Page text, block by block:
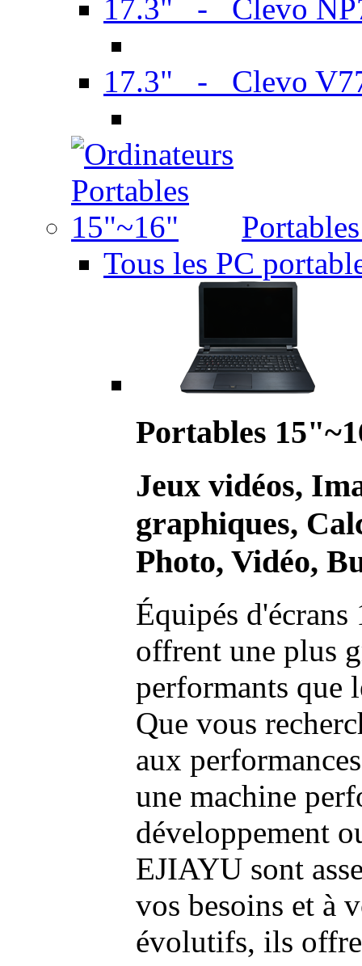
17.3" - Clevo
17.3" - Clevo
Tous les PC
Portables
Jeux vidéos,
graphiques,
Photo, Vidéo,
Équipés
offrent une plus
performants que
Que vous
aux
une machine
développement
EJIAYU sont
vos besoins et à
évolutifs, ils